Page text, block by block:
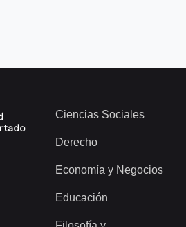
Ciencias Sociales
Derecho
Economía y Negocios
Educación